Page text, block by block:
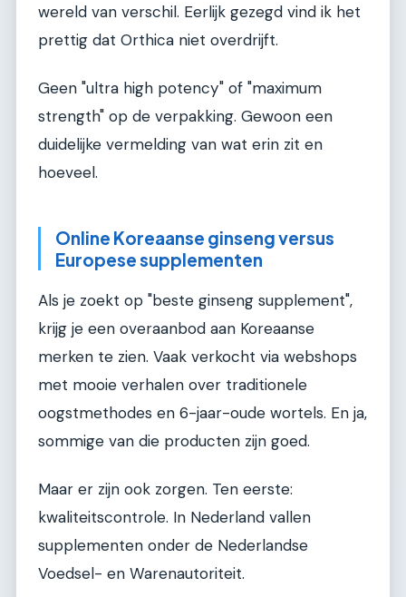
wereld van verschil. Eerlijk gezegd vind ik het
prettig dat Orthica niet overdrijft.
Geen "ultra high potency" of "maximum
strength" op de verpakking. Gewoon een
duidelijke vermelding van wat erin zit en
hoeveel.
Online Koreaanse ginseng versus
Europese supplementen
Als je zoekt op "beste ginseng supplement",
krijg je een overaanbod aan Koreaanse
merken te zien. Vaak verkocht via webshops
met mooie verhalen over traditionele
oogstmethodes en 6-jaar-oude wortels. En ja,
sommige van die producten zijn goed.
Maar er zijn ook zorgen. Ten eerste:
kwaliteitscontrole. In Nederland vallen
supplementen onder de Nederlandse
Voedsel- en Warenautoriteit.